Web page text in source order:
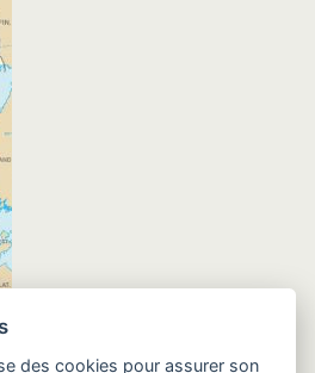
des cookies pour assurer son